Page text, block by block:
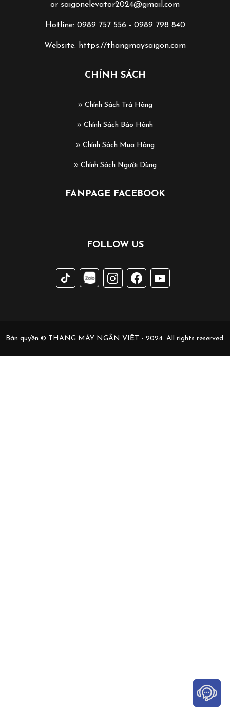
or saigonelevator2024@gmail.com
Hotline: 0989 757 556 - 0989 798 840
Website: https://thangmaysaigon.com
CHÍNH SÁCH
Chính Sách Trả Hàng
Chính Sách Bảo Hành
Chính Sách Mua Hàng
Chính Sách Người Dùng
FANPAGE FACEBOOK
FOLLOW US
Bản quyền © THANG MÁY NGÂN VIỆT - 2024. All rights reserved.